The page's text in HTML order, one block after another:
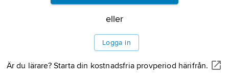
eller
Logga in
Är du lärare? Starta din kostnadsfria provperiod härifrån.